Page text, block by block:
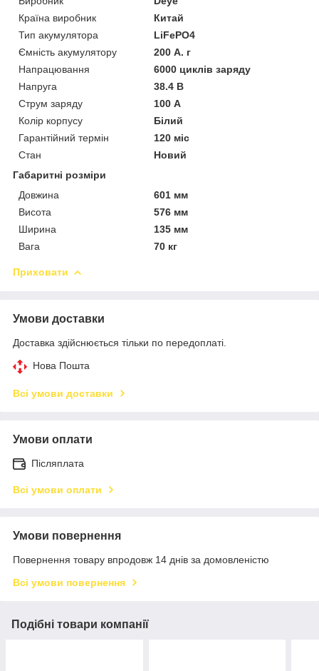
Країна виробник
Китай
Тип акумулятора
LiFePO4
Ємність акумулятору
200 А. г
Напрацювання
6000 циклів заряду
Напруга
38.4 В
Струм заряду
100 А
Колір корпусу
Білий
Гарантійний термін
120 міс
Стан
Новий
Габаритні розміри
Довжина
601 мм
Висота
576 мм
Ширина
135 мм
Вага
70 кг
Приховати
Умови доставки
Доставка здійснюється тільки по передоплаті.
Нова Пошта
Всі умови доставки
Умови оплати
Післяплата
Всі умови оплати
Умови повернення
Повернення товару впродовж 14 днів за домовленістю
Всі умови повернення
Подібні товари компанії